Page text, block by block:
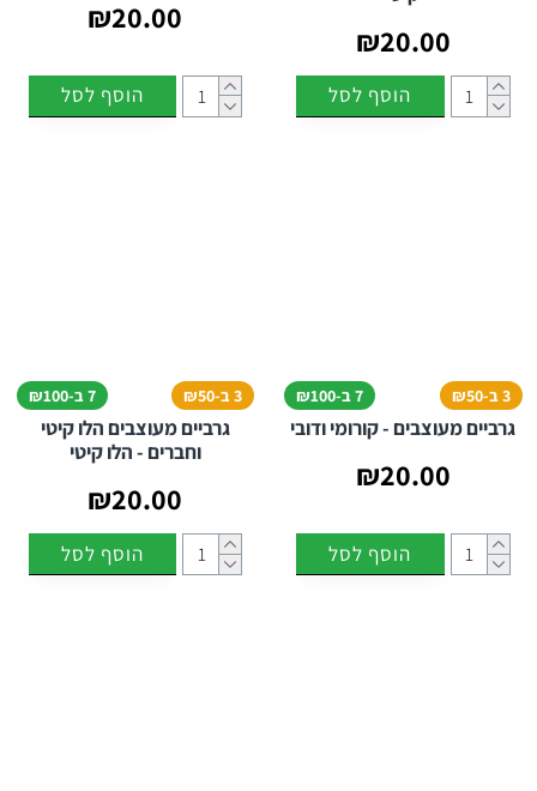
₪20.00
הוסף לסל
₪20.00
הוסף לסל
3 ב-₪50 7 ב-₪100
גרביים מעוצבים - קורומי ודובי
₪20.00
הוסף לסל
3 ב-₪50 7 ב-₪100
גרביים מעוצבים הלו קיטי
וחברים - הלו קיטי
₪20.00
הוסף לסל